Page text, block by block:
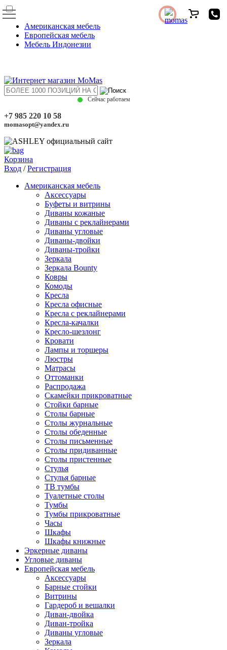
Американская мебель
Европейская мебель
Мебель Индонезии
Сейчас работаем
+7 985 220 10 58
momasopt@yandex.ru
Корзина
Вход /Регистрация
Американская мебель
Аксессуары
Буфеты и витрины
Диваны кожаные
Диваны с реклайнерами
Диваны угловые
Диваны-двойки
Диваны-тройки
Зеркала
Зеркала Bounty
Ковры
Комоды
Кресла
Кресла офисные
Кресла с реклайнерами
Кресла-качалки
Кресло-шезлонг
Кровати
Лампы и торшеры
Люстры
Матрасы
Оттоманки
Распродажа
Скамейки прикроватные
Стойки барные
Столы барные
Столы журнальные
Столы обеденные
Столы письменные
Столы придиванные
Столы пристенные
Стулья
Стулья барные
ТВ тумбы
Туалетные столы
Тумбы
Тумбы прикроватные
Часы
Шкафы
Шкафы книжные
Эркерные диваны
Угловые диваны
Европейская мебель
Аксессуары
Барные стойки
Витрины
Гардероб и вешалки
Диван-двойка
Диван-тройка
Диваны угловые
Зеркала